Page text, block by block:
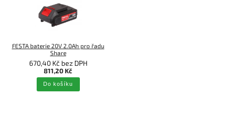
FESTA baterie 20V 2.0Ah pro řadu
Share
670,40 Kč bez DPH
811,20 Kč
Do košíku